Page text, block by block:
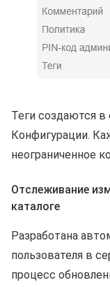
Теги создаются
Конфигурации.
неограниченное
Отслеживание
каталоге
Разработана
пользователя в
процесс